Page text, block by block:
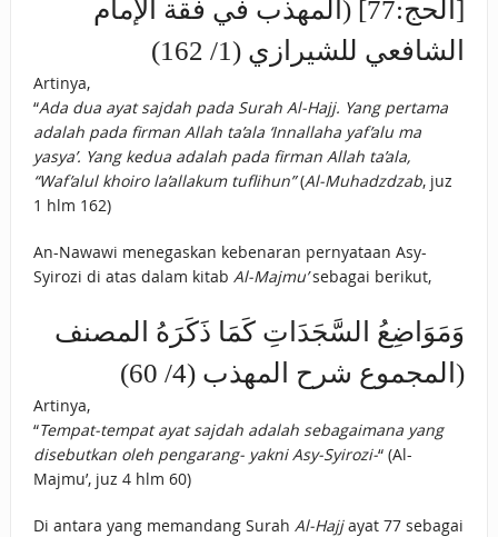
[الحج:77] (المهذب في فقة الإمام
الشافعي للشيرازي (1/ 162)
Artinya,
“Ada dua ayat sajdah pada Surah Al-Hajj. Yang pertama
adalah pada firman Allah ta’ala ‘Innallaha yaf’alu ma
yasya’. Yang kedua adalah pada firman Allah ta’ala,
“Waf’alul khoiro la’allakum tuflihun”(Al-Muhadzdzab, juz
1 hlm 162)
An-Nawawi menegaskan kebenaran pernyataan Asy-
Syirozi di atas dalam kitab Al-Majmu’sebagai berikut,
وَمَوَاضِعُ السَّجَدَاتِ كَمَا ذَكَرَهُ المصنف
(المجموع شرح المهذب (4/ 60)
Artinya,
“Tempat-tempat ayat sajdah adalah sebagaimana yang
disebutkan oleh pengarang- yakni Asy-Syirozi-“ (Al-
Majmu’, juz 4 hlm 60)
Di antara yang memandang Surah Al-Hajjayat 77 sebagai